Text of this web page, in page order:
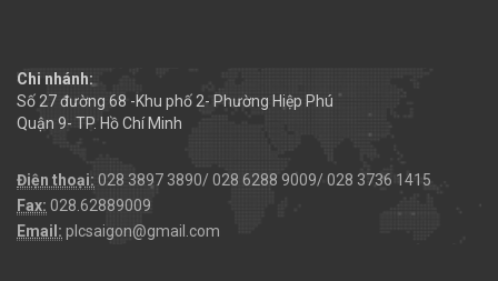
Chi nhánh:
Số 27 đường 68 -Khu phố 2- Phường Hiệp Phú
Quận 9- TP. Hồ Chí Minh
Điện thoại: 028 3897 3890/ 028 6288 9009/ 028 3736 1415
Fax: 028.62889009
Email: plcsaigon@gmail.com